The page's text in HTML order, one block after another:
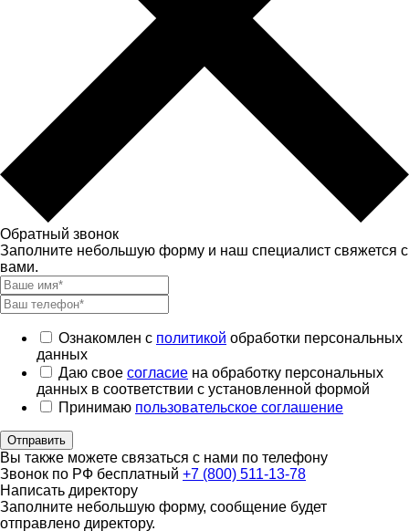
Обратный звонок
Заполните небольшую форму и наш специалист свяжется с
вами.
Ознакомлен с политикой обработки персональных
данных
Даю свое согласие на обработку персональных
данных в соответствии с установленной формой
Принимаю пользовательское соглашение
Отправить
Вы также можете связаться с нами по телефону
Звонок по РФ бесплатный +7 (800) 511-13-78
Написать директору
Заполните небольшую форму, сообщение будет
отправлено директору.